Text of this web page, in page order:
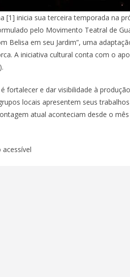
[1] inicia sua terceira temporada na
pelo Movimento Teatral de
Belisa em seu Jardim”, uma
A iniciativa cultural conta com o
fortalecer e dar visibilidade à
locais apresentem seus
atual aconteciam desde o
acessível